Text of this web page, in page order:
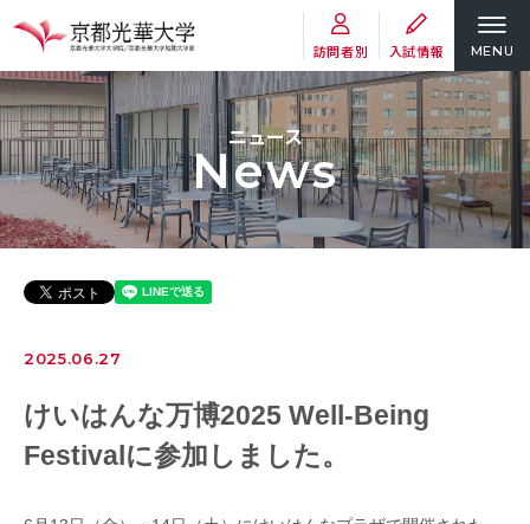
訪問者別 入試情報 MENU
ニュース
News
2025.06.27
けいはんな万博2025 Well-Being
Festivalに参加しました。